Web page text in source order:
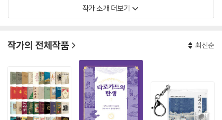
젝트 매니지먼트』, 『기업을 키우는 인사결정의 기술』 등이 있다.
작가 소개 더보기
작가의 전체작품 최신순